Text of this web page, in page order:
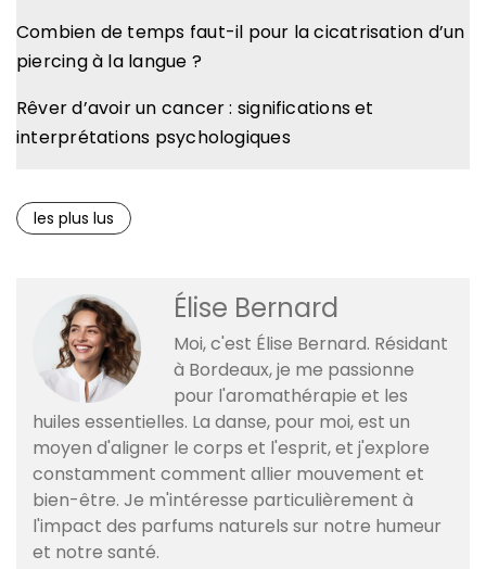
Combien de temps faut-il pour la cicatrisation d’un
piercing à la langue ?
Rêver d’avoir un cancer : significations et
interprétations psychologiques
les plus lus
Élise Bernard
Moi, c'est Élise Bernard. Résidant
à Bordeaux, je me passionne
pour l'aromathérapie et les
huiles essentielles. La danse, pour moi, est un
moyen d'aligner le corps et l'esprit, et j'explore
constamment comment allier mouvement et
bien-être. Je m'intéresse particulièrement à
l'impact des parfums naturels sur notre humeur
et notre santé.